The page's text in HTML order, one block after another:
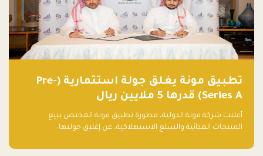
تطبيق مونة يغلق جولة استثمارية (Pre-
Series A) قدرها 5 ملايين ريال
أعلنت شركة مونة الدولية، مطورة تطبيق مونة المختص ببيع
المنتجات الغذائية والسلع الاستهلاكية، عن إغلاق جولتها
دولار أمريكي)، بقيادة شركتي دعم المنشآت المحدودة وتسارع القابضة